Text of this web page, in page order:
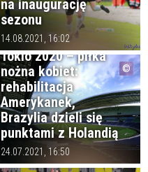
na inaugurację
sezonu
14.08.2021, 16:02
Tokio 2020 – piłka
nożna kobiet:
rehabilitacja
Amerykanek,
Brazylia dzieli się
punktami z Holandią
24.07.2021, 16:50